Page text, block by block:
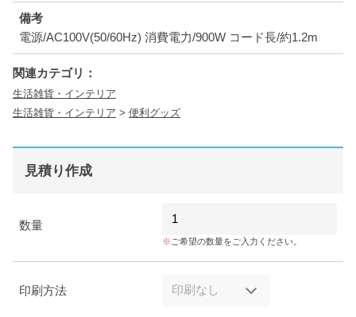
備考
電源/AC100V(50/60Hz) 消費電力/900W コード長/約1.2m
関連カテゴリ：
生活雑貨・インテリア
生活雑貨・インテリア > 便利グッズ
見積り作成
数量
ご希望の数量をご入力ください。
印刷方法